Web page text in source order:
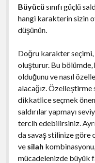
Büyücü sınıfı güçlü
hangi karakterin sizin
düşünün.
Doğru karakter seçimi,
oluşturur. Bu
olduğunu ve nasıl
alacağız. Özelleştirme
dikkatlice seçmek
saldırılar yapmayı
tercih edebilirsiniz.
da savaş stilinize göre
ve silah
mücadelenizde büyük